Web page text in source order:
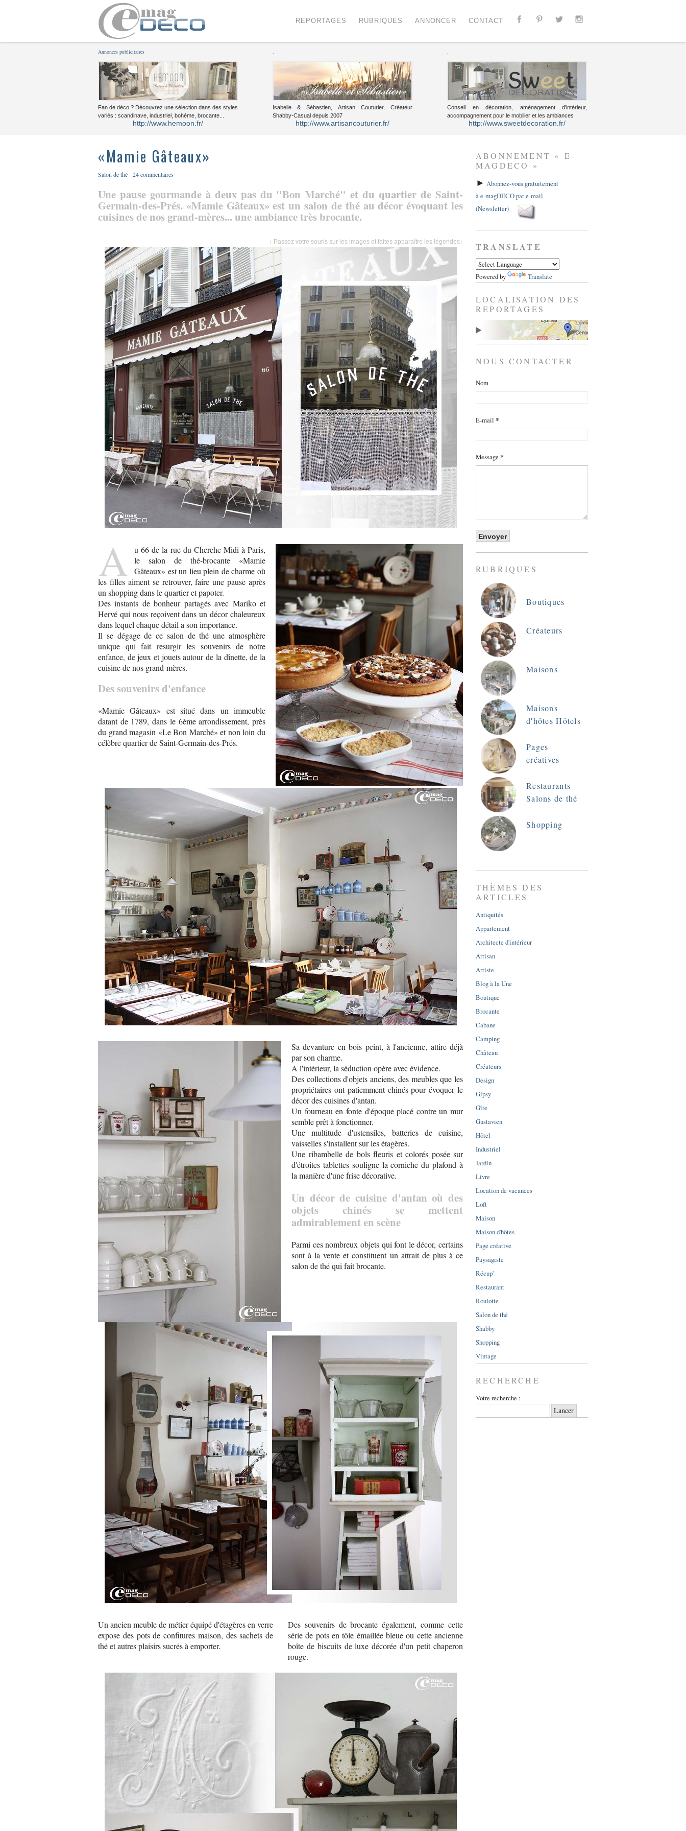
REPORTAGES RUBRIQUES ANNONCER CONTACT
Annonces publicitaires
Fan de déco ? Découvrez une sélection dans des styles
variés : scandinave, industriel, bohème, brocante...
http://www.hemoon.fr/
Isabelle & Sébastien, Artisan Couturier, Créateur
Shabby-Casual depuis 2007
http://www.artisancouturier.fr/
Conseil en décoration, aménagement d'intérieur,
accompagnement pour le mobilier et les ambiances
http://www.sweetdecoration.fr/
«Mamie Gâteaux»
Salon de thé 24 commentaires
Une pause gourmande à deux pas du "Bon Marché" et du quartier de Saint-
Germain-des-Prés. «Mamie Gâteaux» est un salon de thé au décor évoquant les
cuisines de nos grand-mères... une ambiance très brocante.
↓ Passez votre souris sur les images et faites apparaître les légendes↓
A
u 66 de la rue du Cherche-Midi à Paris,
le salon de thé-brocante «Mamie
Gâteaux» est un lieu plein de charme où
les filles aiment se retrouver, faire une pause après
un shopping dans le quartier et papoter.
Des instants de bonheur partagés avec Mariko et
Hervé qui nous reçoivent dans un décor chaleureux
dans lequel chaque détail a son importance.
Il se dégage de ce salon de thé une atmosphère
unique qui fait resurgir les souvenirs de notre
enfance, de jeux et jouets autour de la dînette, de la
cuisine de nos grand-mères.
Des souvenirs d'enfance
«Mamie Gâteaux» est situé dans un immeuble
datant de 1789, dans le 6ème arrondissement, près
du grand magasin «Le Bon Marché» et non loin du
célèbre quartier de Saint-Germain-des-Prés.
Sa devanture en bois peint, à l'ancienne, attire déjà
par son charme.
A l'intérieur, la séduction opère avec évidence.
Des collections d'objets anciens, des meubles que les
propriétaires ont patiemment chinés pour évoquer le
décor des cuisines d'antan.
Un fourneau en fonte d'époque placé contre un mur
semble prêt à fonctionner.
Une multitude d'ustensiles, batteries de cuisine,
vaisselles s'installent sur les étagères.
Une ribambelle de bols fleuris et colorés posée sur
d'étroites tablettes souligne la corniche du plafond à
la manière d'une frise décorative.
Un décor de cuisine d'antan où des
objets chinés se mettent
admirablement en scène
Parmi ces nombreux objets qui font le décor, certains
sont à la vente et constituent un attrait de plus à ce
salon de thé qui fait brocante.
Un ancien meuble de métier équipé d'étagères en verre
expose des pots de confitures maison, des sachets de
thé et autres plaisirs sucrés à emporter.
Des souvenirs de brocante également, comme cette
série de pots en tôle émaillée bleue ou cette ancienne
boîte de biscuits de luxe décorée d'un petit chaperon
rouge.
ABONNEMENT « E-
MAGDECO »
► Abonnez-vous gratuitement
à e-magDECO par e-mail
(Newsletter)
TRANSLATE
Powered by Translate
LOCALISATION DES
REPORTAGES
NOUS CONTACTER
Nom
E-mail *
Message *
RUBRIQUES
Boutiques
Créateurs
Maisons
Maisons
d'hôtes Hôtels
Pages
créatives
Restaurants
Salons de thé
Shopping
THÈMES DES
ARTICLES
Antiquités
Appartement
Architecte d'intérieur
Artisan
Artiste
Blog à la Une
Boutique
Brocante
Cabane
Camping
Château
Créateurs
Design
Gipsy
Gîte
Gustavien
Hôtel
Industriel
Jardin
Livre
Location de vacances
Loft
Maison
Maison d'hôtes
Page créative
Paysagiste
Récup'
Restaurant
Roulotte
Salon de thé
Shabby
Shopping
Vintage
RECHERCHE
Votre recherche :